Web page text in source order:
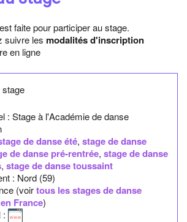
faite pour participer au stage.
suivre les modalités d'inscription
en ligne
stage
: Stage à l'Académie de danse
de danse été, stage de danse
de danse pré-rentrée, stage de danse
, stage de danse toussaint
: Nord (59)
(voirtous les stages de danse
France)
: